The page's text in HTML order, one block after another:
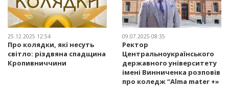
25.12.2025 12:54
Про колядки, які несуть
світло: різдвяна спадщина
Кропивниччини
09.07.2025 08:35
Ректор
Центральноукраїнського
державного університету
імені Винниченка розповів
про коледж “Alma mater +»